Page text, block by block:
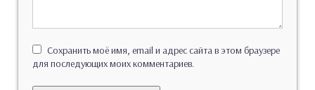
Сохранить моё имя, email и адрес сайта в этом браузере
для последующих моих комментариев.